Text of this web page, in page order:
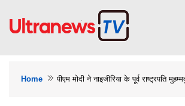
Home पीएम मोदी ने नाइजीरिया के पूर्व राष्ट्रपति